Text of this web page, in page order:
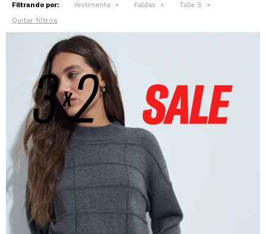
Filtrando por: Vestimenta Faldas Talle S
Quitar filtros